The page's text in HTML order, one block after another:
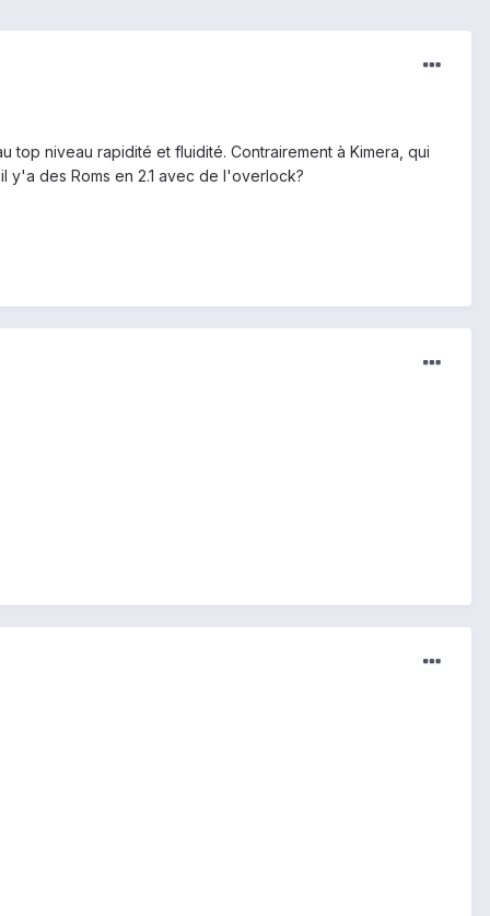
top niveau rapidité et fluidité. Contrairement à Kimera, qui
y'a des Roms en 2.1 avec de l'overlock?